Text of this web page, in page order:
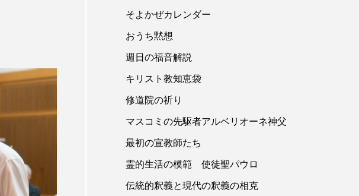
そよかぜカレンダー
おうち黙想
週日の福音解説
キリスト教知恵袋
修道院の祈り
マスコミの先駆者アルベリオーネ神父
最初の宣教師たち
霊的生活の模範 使徒聖パウロ
伝統的釈義と現代の釈義の相克